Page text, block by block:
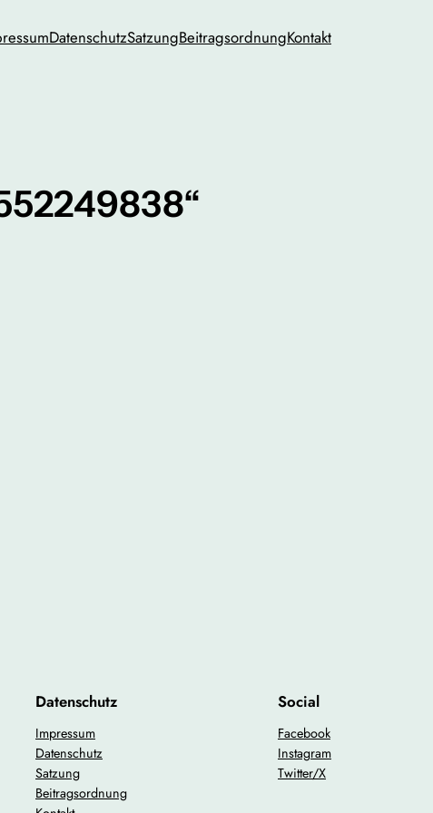
DatenschutzSatzungBeitragsordnungKontakt
Datenschutz
Impressum
Datenschutz
Satzung
Beitragsordnung
Social
Facebook
Instagram
Twitter/X